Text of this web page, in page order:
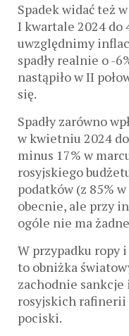
Spadek widać też
I kwartale 2024 do
uwzględnimy
spadły realnie o -
nastąpiło w II
się.
Spadły zarówno
w kwietniu 2024
minus 17% w
rosyjskiego
podatków (z 85%
obecnie, ale przy
ogóle nie ma
W przypadku ropy
to obniżka
zachodnie
rosyjskich
pociski.